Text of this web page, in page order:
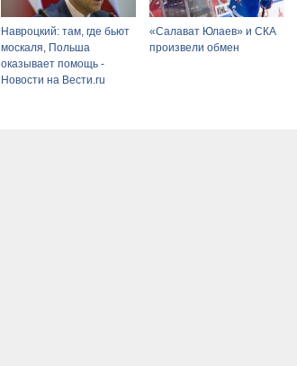
Навроцкий: там, где бьют
москаля, Польша
оказывает помощь -
Новости на Вести.ru
«Салават Юлаев» и СКА
произвели обмен